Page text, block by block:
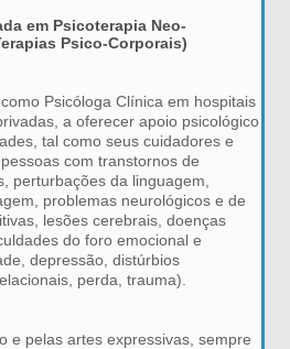
em Psicoterapia Neo-
Psico-Corporais)
Psicóloga Clínica em hospitais
a oferecer apoio psicológico
tal como seus cuidadores e
com transtornos de
perturbações da linguagem,
problemas neurológicos e de
lesões cerebrais, doenças
do foro emocional e
depressão, distúrbios
perda, trauma).
e pelas artes expressivas, sempre